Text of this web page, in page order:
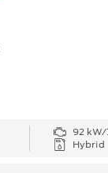
92 kW/
Hybrid